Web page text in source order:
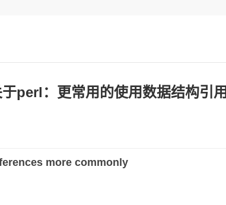
perl：更常用的使用数据结构引用
more commonly